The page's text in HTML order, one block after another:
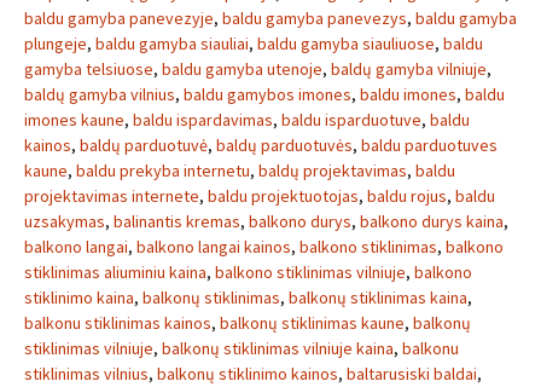
baldu gamyba panevezyje, baldu gamyba panevezys, baldu gamyba
plungeje, baldu gamyba siauliai, baldu gamyba siauliuose, baldu
gamyba telsiuose, baldu gamyba utenoje, baldų gamyba vilniuje,
baldų gamyba vilnius, baldu gamybos imones, baldu imones, baldu
imones kaune, baldu ispardavimas, baldu isparduotuve, baldu
kainos, baldų parduotuvė, baldų parduotuvės, baldu parduotuves
kaune, baldu prekyba internetu, baldų projektavimas, baldu
projektavimas internete, baldu projektuotojas, baldu rojus, baldu
uzsakymas, balinantis kremas, balkono durys, balkono durys kaina,
balkono langai, balkono langai kainos, balkono stiklinimas, balkono
stiklinimas aliuminiu kaina, balkono stiklinimas vilniuje, balkono
stiklinimo kaina, balkonų stiklinimas, balkonų stiklinimas kaina,
balkonu stiklinimas kainos, balkonų stiklinimas kaune, balkonų
stiklinimas vilniuje, balkonų stiklinimas vilniuje kaina, balkonu
stiklinimas vilnius, balkonų stiklinimo kainos, baltarusiski baldai,